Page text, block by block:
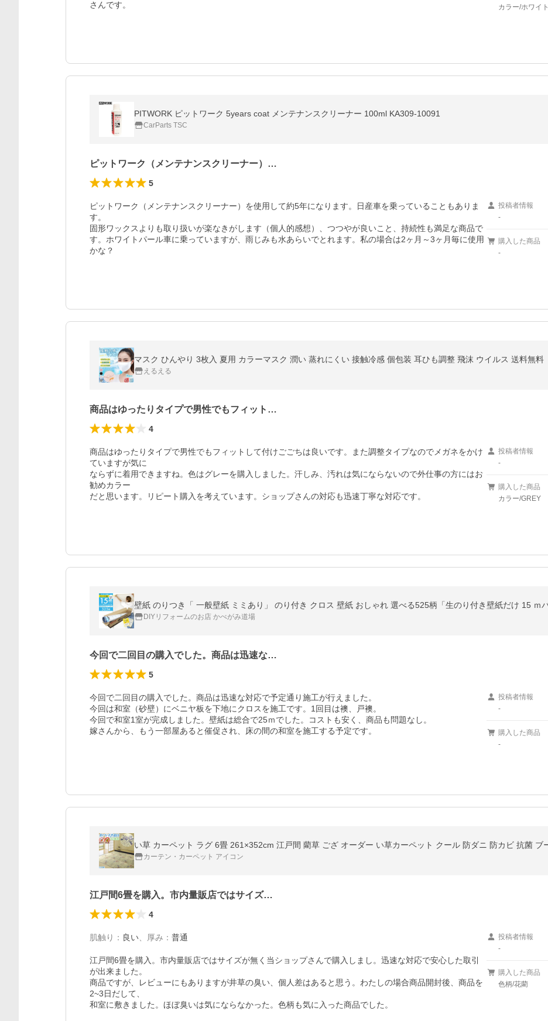
カラー/ホワイト
PITWORK ピットワーク 5years coat メンテナンスクリーナー 100ml KA309-10091
CarParts TSC
ピットワーク（メンテナンスクリーナー）…
5
ピットワーク（メンテナンスクリーナー）を使用して約5年になります。日産車を乗っていることもありま
す。
固形ワックスよりも取り扱いが楽なきがします（個人的感想）、つつやが良いこと、持続性も満足な商品で
す。ホワイトパール車に乗っていますが、雨じみも水あらいでとれます。私の場合は2ヶ月～3ヶ月毎に使用
かな？
投稿者情報
-
購入した商品
-
マスク ひんやり 3枚入 夏用 カラーマスク 潤い 蒸れにくい 接触冷感 個包装 耳ひも調整 飛沫 ウイルス 送料無料
えるえる
商品はゆったりタイプで男性でもフィット…
4
商品はゆったりタイプで男性でもフィットして付けごごちは良いです。また調整タイプなのでメガネをかけ
ていますが気に
ならずに着用できますね。色はグレーを購入しました。汗しみ、汚れは気にならないので外仕事の方にはお
勧めカラー
だと思います。リピート購入を考えています。ショップさんの対応も迅速丁寧な対応です。
投稿者情報
-
購入した商品
カラー/GREY
DIYリフォームのお店 かべがみ道場
今回で二回目の購入でした。商品は迅速な…
5
今回で二回目の購入でした。商品は迅速な対応で予定通り施工が行えました。
今回は和室（砂壁）にベニヤ板を下地にクロスを施工です。1回目は襖、戸襖。
今回で和室1室が完成しました。壁紙は総合で25ｍでした。コストも安く、商品も問題なし。
嫁さんから、もう一部屋あると催促され、床の間の和室を施工する予定です。
投稿者情報
-
購入した商品
-
カーテン・カーペット アイコン
江戸間6畳を購入。市内量販店ではサイズ…
4
肌触り ： 良い 厚み ： 普通
江戸間6畳を購入。市内量販店ではサイズが無く当ショップさんで購入しまし。迅速な対応で安心した取引
が出来ました。
商品ですが、レビューにもありますが井草の臭い、個人差はあると思う。わたしの場合商品開封後、商品を
2~3日だして、
和室に敷きました。ほぼ臭いは気にならなかった。色柄も気に入った商品でした。
投稿者情報
-
購入した商品
色柄/花藺